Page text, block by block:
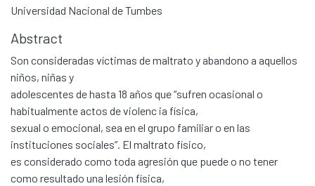
Universidad Nacional de Tumbes
Abstract
Son consideradas víctimas de maltrato y abandono a aquellos
niños, niñas y
adolescentes de hasta 18 años que “sufren ocasional o
habitualmente actos de violenc ia física,
sexual o emocional, sea en el grupo familiar o en las
instituciones sociales”. El maltrato físico,
es considerado como toda agresión que puede o no tener
como resultado una lesión física,